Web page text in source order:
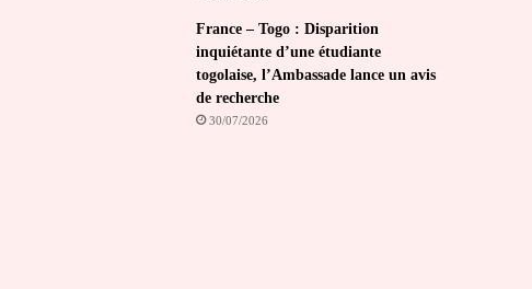
France – Togo : Disparition
inquiétante d’une étudiante
togolaise, l’Ambassade lance un avis
de recherche
30/07/2026